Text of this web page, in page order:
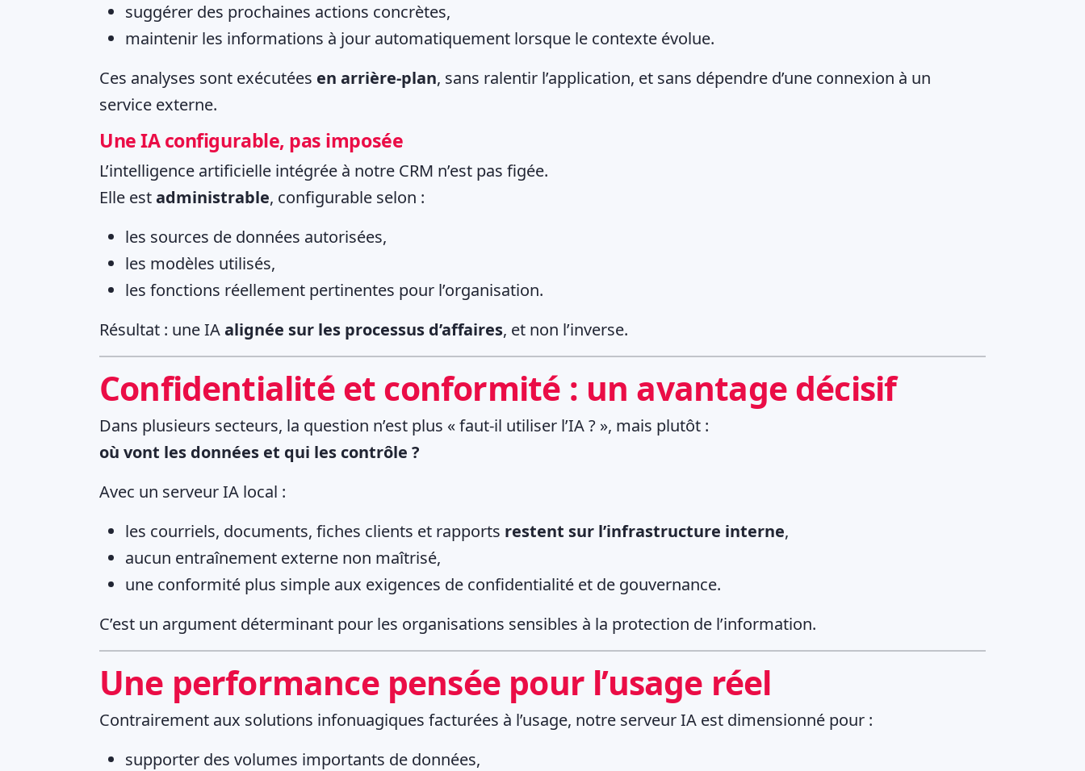
suggérer des prochaines actions concrètes,
maintenir les informations à jour automatiquement lorsque le contexte évolue.
Ces analyses sont exécutées en arrière-plan, sans ralentir l’application, et sans dépendre d’une connexion à un
service externe.
Une IA configurable, pas imposée
L’intelligence artificielle intégrée à notre CRM n’est pas figée.
Elle estadministrable, configurable selon :
les sources de données autorisées,
les modèles utilisés,
les fonctions réellement pertinentes pour l’organisation.
Résultat : une IAalignée sur les processus d’affaires, et non l’inverse.
Confidentialité et conformité : un avantage décisif
Dans plusieurs secteurs, la question n’est plus « faut-il utiliser l’IA ? », mais plutôt :
où vont les données et qui les contrôle ?
Avec un serveur IA local :
les courriels, documents, fiches clients et rapports restent sur l’infrastructure interne,
aucun entraînement externe non maîtrisé,
une conformité plus simple aux exigences de confidentialité et de gouvernance.
C’est un argument déterminant pour les organisations sensibles à la protection de l’information.
Une performance pensée pour l’usage réel
Contrairement aux solutions infonuagiques facturées à l’usage, notre serveur IA est dimensionné pour :
supporter des volumes importants de données,